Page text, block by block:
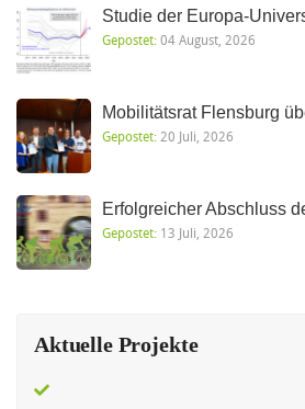
Studie der Europa-
Gepostet:04 August, 2026
Mobilitätsrat Flensburg
Gepostet:20 Juli, 2026
Erfolgreicher Abschluss
Gepostet: 13 Juli, 2026
Aktuelle Projekte